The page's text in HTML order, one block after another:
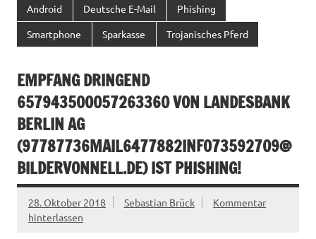
Android Deutsche E-Mail Phishing
Smartphone Sparkasse Trojanisches Pferd
EMPFANG DRINGEND
657943500057263360 VON LANDESBANK
BERLIN AG
(97787736MAIL6477882INFO73592709@
BILDERVONNELL.DE) IST PHISHING!
28. Oktober 2018 Sebastian Brück
Kommentar
hinterlassen